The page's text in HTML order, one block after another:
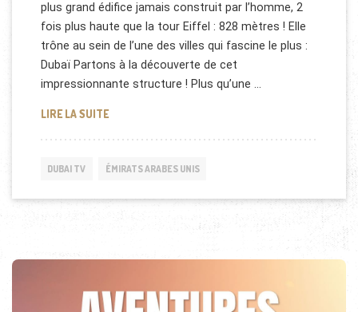
plus grand édifice jamais construit par l’homme, 2
fois plus haute que la tour Eiffel : 828 mètres ! Elle
trône au sein de l’une des villes qui fascine le plus :
Dubaï Partons à la découverte de cet
impressionnante structure ! Plus qu’une …
LIRE LA SUITELA BURJ KHALIFA [REPORTAGE]
DUBAI TV ÉMIRATS ARABES UNIS